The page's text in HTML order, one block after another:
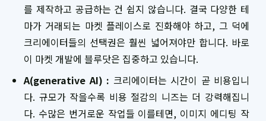
를 제작하고 공급하는 건 쉽지 않습니다. 결국 다양한 테
마가 거래되는 마켓 플레이스로 진화해야 하고, 그 덕에
크리에이터들의 선택권은 훨씬 넓어져야만 합니다. 바로
이 마켓 개발에 블루닷은 집중하고 있습니다.
A(generative AI) : 크리에이터는 시간이 곧 비용입니
다. 규모가 작을수록 비용 절감의 니즈는 더 강력해집니
다. 수많은 번거로운 작업들 이를테면, 이미지 에디팅 작